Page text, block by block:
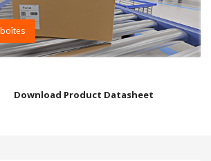
boîtes
Download Product Datasheet